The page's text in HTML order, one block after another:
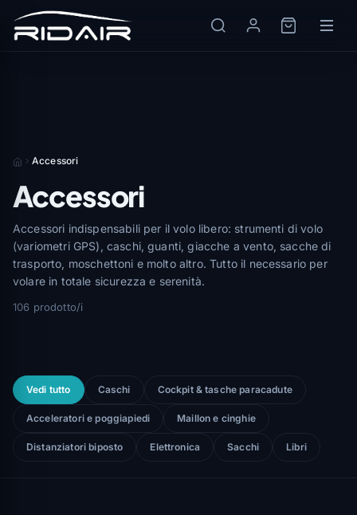
Accessori
Accessori
Accessori indispensabili per il volo libero: strumenti di volo
(variometri GPS), caschi, guanti, giacche a vento, sacche di
trasporto, moschettoni e molto altro. Tutto il necessario per
volare in totale sicurezza e serenità.
106 prodotto/i
Vedi tutto Caschi Cockpit & tasche paracadute
Acceleratori e poggiapiedi Maillon e cinghie
Distanziatori biposto Elettronica Sacchi Libri